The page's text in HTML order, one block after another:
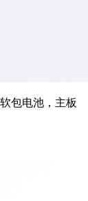
包电池，主板